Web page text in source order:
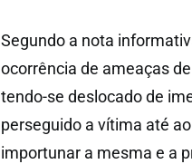
Segundo a nota
ocorrência de ameaças
tendo-se deslocado de
perseguido a vítima até
importunar a mesma e a